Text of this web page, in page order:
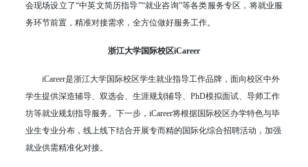
会现场设立了“中英文简历指导”“就业咨询”等各类服务专区，将就业服
务环节前置，精准对接需求，全方位做好服务工作。
浙江大学国际校区iCareer
iCareer是浙江大学国际校区学生就业指导工作品牌，面向校区中外
学生提供深造辅导、双选会、生涯规划辅导、PhD模拟面试、导师工作
坊等就业规划指导服务。下一步，iCareer将根据国际校区办学特色与毕
业生专业分布，线上线下结合开展专而精的国际化综合招聘活动，加强
就业供需精准化对接。